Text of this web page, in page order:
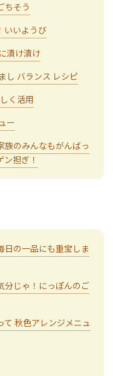
ちそう
いいようび
漬け漬け
し バランス レシピ
く活用
ー
族のみんなもがんばっ
担ぎ！
日の一品にも重宝しま
分じゃ！にっぽんのご
秋色アレンジメニュ